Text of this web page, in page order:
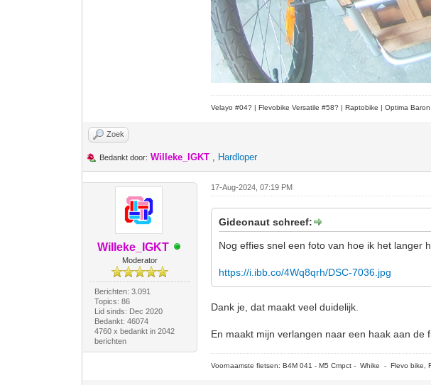
Velayo #04? | Flevobike Versatile #58? | Raptobike | Optima
Zoek
Bedankt door: Willeke_IGKT Hardloper
Willeke_IGKT
Moderator
Berichten: 3.091
Topics: 86
Lid sinds: Dec 2020
Bedankt: 46074
4760 x bedankt in 2042
berichten
17-Aug-2024, 07:19 PM
Gideonaut schreef:
Nog effies snel een foto van hoe ik het langer
https://i.ibb.co/4Wq8qrh/DSC-7036.jpg
Dank je, dat maakt veel duidelijk.
En maakt mijn verlangen naar een haak aan de
Voornaamste fietsen: B4M 041 - M5 Cmpct - Whike - Flevo bike,